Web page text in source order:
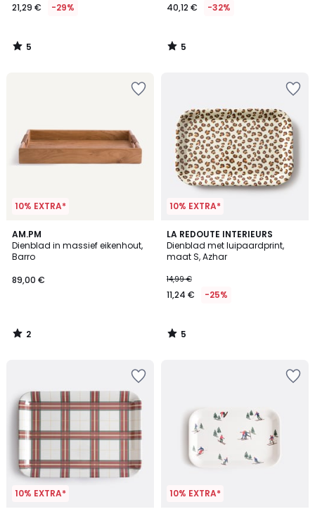
21,29 € -29%
5
/
40,12 € -32%
5
/
10% EXTRA*
AM.PM
Dienblad in massief eikenhout,
Barro
89,00 €
2
/
5
2
/
10% EXTRA*
LA REDOUTE INTERIEURS
Dienblad met luipaardprint,
maat S, Azhar
14,99 €
11,24 € -25%
5
/
5
5
/
10% EXTRA* 10% EXTRA*